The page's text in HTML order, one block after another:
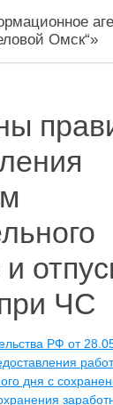
Омск“»
ЧС
РФ от
дня с